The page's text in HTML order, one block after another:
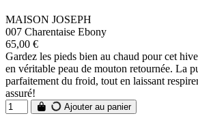
MAISON JOSEPH
007 Charentaise Ebony
65,00 €
Gardez les pieds bien au chaud pour cet
en véritable peau de mouton retournée. La
parfaitement du froid, tout en laissant
assuré!
Ajouter au panier